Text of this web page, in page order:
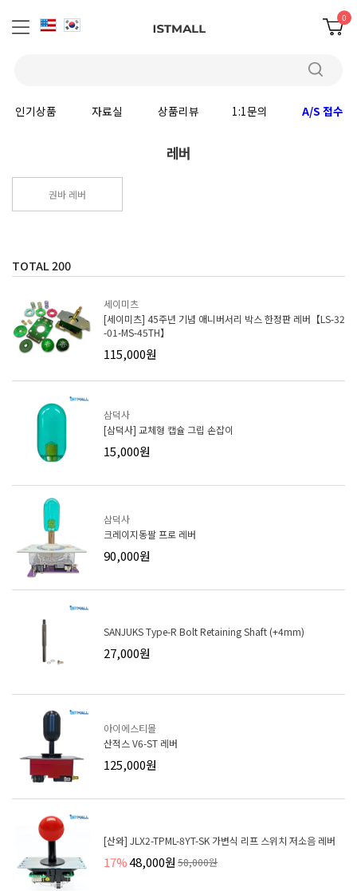
0
인기상품 자료실 상품리뷰 1:1문의 A/S 접수
레버
권바 레버
TOTAL200
세이미츠
[세이미츠] 45주년 기념 애니버서리 박스 한정판 레버【LS-32
-01-MS-45TH】
115,000원
삼덕사
[삼덕사] 교체형 캡슐 그립 손잡이
15,000원
삼덕사
크레이지동팔 프로 레버
90,000원
SANJUKS Type-R Bolt Retaining Shaft (+4mm)
27,000원
아이에스티몰
산적스 V6-ST 레버
125,000원
[산와] JLX2-TPML-8YT-SK 가변식 리프 스위치 저소음 레버
17%48,000원 58,000원